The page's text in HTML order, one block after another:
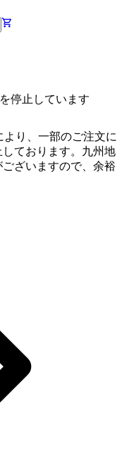
停止しています
より、一部のご注文に
ております。九州地
ざいますので、余裕